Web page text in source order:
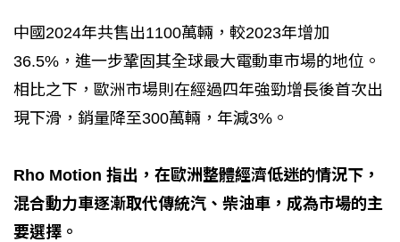
中國2024年共售出1100萬輛，較2023年增加
36.5%，進一步鞏固其全球最大電動車市場的地位。
相比之下，歐洲市場則在經過四年強勁增長後首次出
現下滑，銷量降至300萬輛，年減3%。
Rho Motion 指出，在歐洲整體經濟低迷的情況下，
混合動力車逐漸取代傳統汽、柴油車，成為市場的主
要選擇。